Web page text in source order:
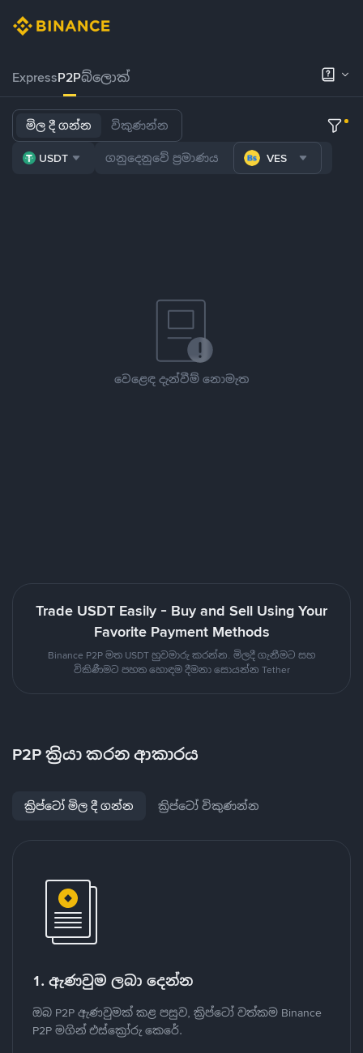
ExpressP2Pබ්ලොක්
මිල දී ගන්න විකුණන්න
USDT VES
වෙළෙඳ දැන්වීම් නොමැත
Trade USDT Easily - Buy and Sell Using Your
Favorite Payment Methods
Binance P2P මත USDT හුවමාරු කරන්න. මිලදී ගැනීමට සහ
විකිණීමට පහත හොඳම දීමනා සොයන්න Tether
P2P ක්‍රියා කරන ආකාරය
ක්‍රිප්ටෝ මිල දී ගන්න ක්‍රිප්ටෝ විකුණන්න
1. ඇණවුම ලබා දෙන්න
ඔබ P2P ඇණවුමක් කළ පසුව, ක්‍රිප්ටෝ වත්කම Binance
P2P මගින් එස්ක්‍රෝරු කෙරේ.